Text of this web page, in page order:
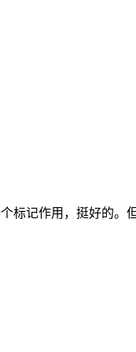
标记作用，挺好的。